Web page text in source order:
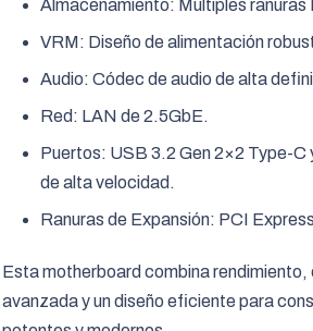
Almacenamiento: Múltiples ranuras
VRM: Diseño de alimentación
Audio: Códec de audio de alta
Red: LAN de 2.5GbE.
Puertos: USB 3.2 Gen 2×2 Type-C
de alta velocidad.
Ranuras de Expansión: PCI
Esta motherboard combina rendimiento,
avanzada y un diseño eficiente para